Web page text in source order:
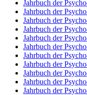
Jahrbuch der
Jahrbuch der
Jahrbuch der
Jahrbuch der
Jahrbuch der
Jahrbuch der
Jahrbuch der
Jahrbuch der
Jahrbuch der
Jahrbuch der
Jahrbuch der